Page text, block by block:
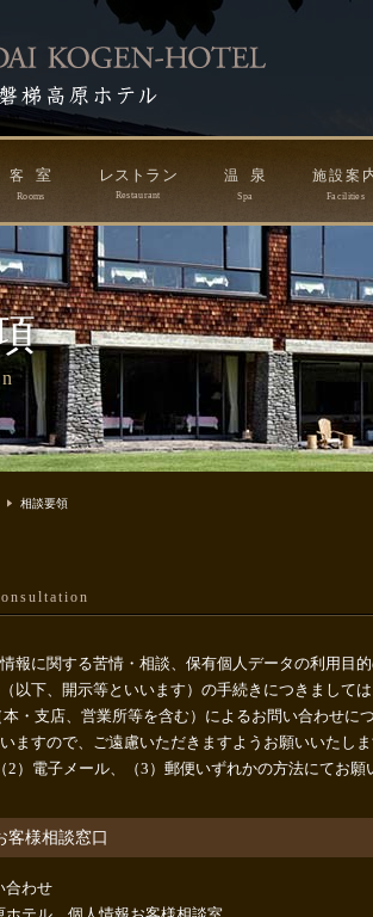
客室
Rooms
レストラン
Restaurant
温 泉
Spa
施設案
Facilities
相談要領
報に関する苦情・相談、保有個人データの利用目
以下、開示等といいます）の手続きにつきまして
・支店、営業所等を含む）によるお問い合わせに
ますので、ご遠慮いただきますようお願いいたしま
2）電子メール、（3）郵便いずれかの方法にてお願
客様相談窓口
合わせ